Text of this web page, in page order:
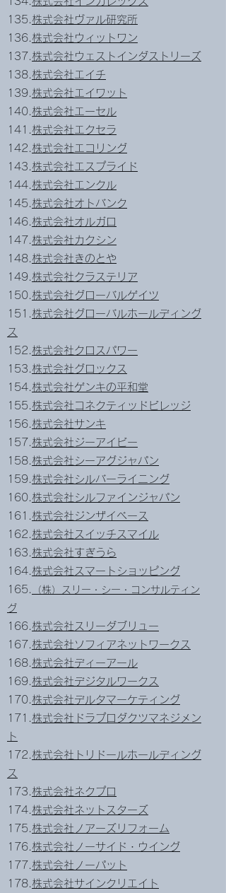
135. 株式会社ヴァル研究所
136. 株式会社ウィットワン
137. 株式会社ウェストインダストリーズ
138. 株式会社エイチ
139. 株式会社エイワット
140. 株式会社エーセル
141. 株式会社エクセラ
142. 株式会社エコリング
143. 株式会社エスプライド
144. 株式会社エンクル
145. 株式会社オトバンク
146. 株式会社オルガロ
147. 株式会社カクシン
148. 株式会社きのとや
149. 株式会社クラステリア
150. 株式会社グローバルゲイツ
151. 株式会社グローバルホールディング
ス
152. 株式会社クロスパワー
153. 株式会社グロックス
154. 株式会社ゲンキの平和堂
155. 株式会社コネクティッドビレッジ
156. 株式会社サンキ
157. 株式会社ジーアイビー
158. 株式会社シーアグジャパン
159. 株式会社シルバーライニング
160. 株式会社シルファインジャパン
161. 株式会社ジンザイベース
162. 株式会社スイッチスマイル
163. 株式会社すぎうら
164. 株式会社スマートショッピング
165.
（株）スリー・シー・コンサルティン
グ
166. 株式会社スリーダブリュー
167. 株式会社ソフィアネットワークス
168. 株式会社ディーアール
169. 株式会社デジタルワークス
170. 株式会社デルタマーケティング
171. 株式会社ドラプロダクツマネジメン
ト
172. 株式会社トリドールホールディング
ス
173. 株式会社ネクプロ
174. 株式会社ネットスターズ
175. 株式会社ノアーズリフォーム
176. 株式会社ノーサイド・ウイング
177. 株式会社ノーパット
178. 株式会社サインクリエイト